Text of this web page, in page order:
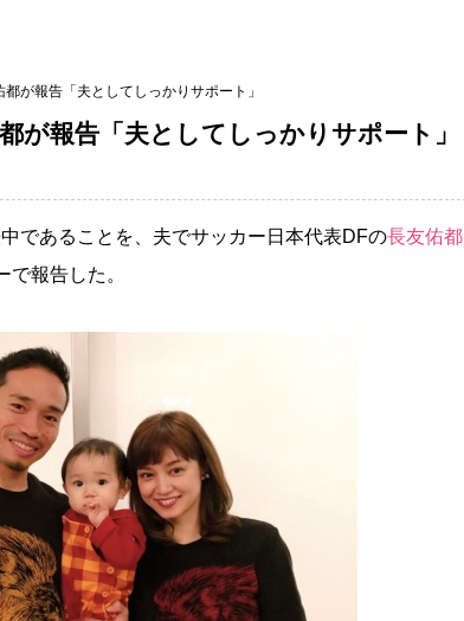
が報告「夫としてしっかりサポート」
が報告「夫としてしっかりサポート」
であることを、夫でサッカー日本代表DFの長友佑都
報告した。